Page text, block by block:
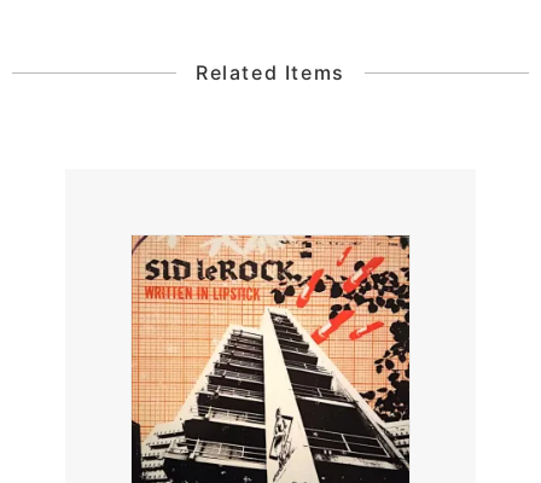
Related Items